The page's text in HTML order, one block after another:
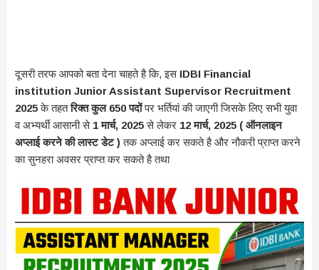
दूसरी तरफ आपको बता देना चाहते है कि, इस IDBI Financial
institution Junior Assistant Supervisor Recruitment
2025के तहतरिक्त कुल 650 पदोंपर भर्तियां की जाएगी जिसके लिए सभी युवा
व अभ्यर्थी आसानी से 1 मार्च, 2025से लेकर 12 मार्च, 2025 ( ऑनलाइन
अप्लाई करने की लास्ट डेट ) तक अप्लाई कर सकते है और नौकरी प्राप्त करने
का सुनहरा अवसर प्राप्त कर सकते है तथा